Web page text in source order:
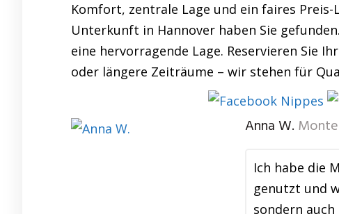
Komfort, zentrale Lage und ein faires
Unterkunft in Hannover haben Sie
eine hervorragende Lage. Reservieren Sie
oder längere Zeiträume – wir stehen für
Anna W.
Ich habe die
genutzt und
sondern